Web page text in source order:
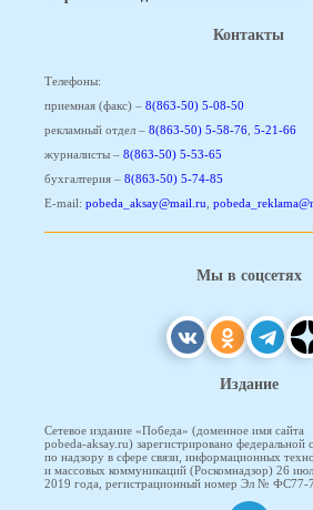
Контакты
Телефоны:
приемная (факс) – 8(863-50) 5-08-50
рекламный отдел – 8(863-50) 5-58-76, 5-21-66
журналисты – 8(863-50) 5-53-65
бухгалтерия – 8(863-50) 5-74-85
E-mail: pobeda_aksay@mail.ru,
Мы в соцсетях
Издание
Сетевое издание «Победа» (доменное имя сайта
pobeda-aksay.ru) зарегистрировано федеральной
по надзору в сфере связи, информационных
и массовых коммуникаций (Роскомнадзор) 26
2019 года, регистрационный номер Эл № ФС77-